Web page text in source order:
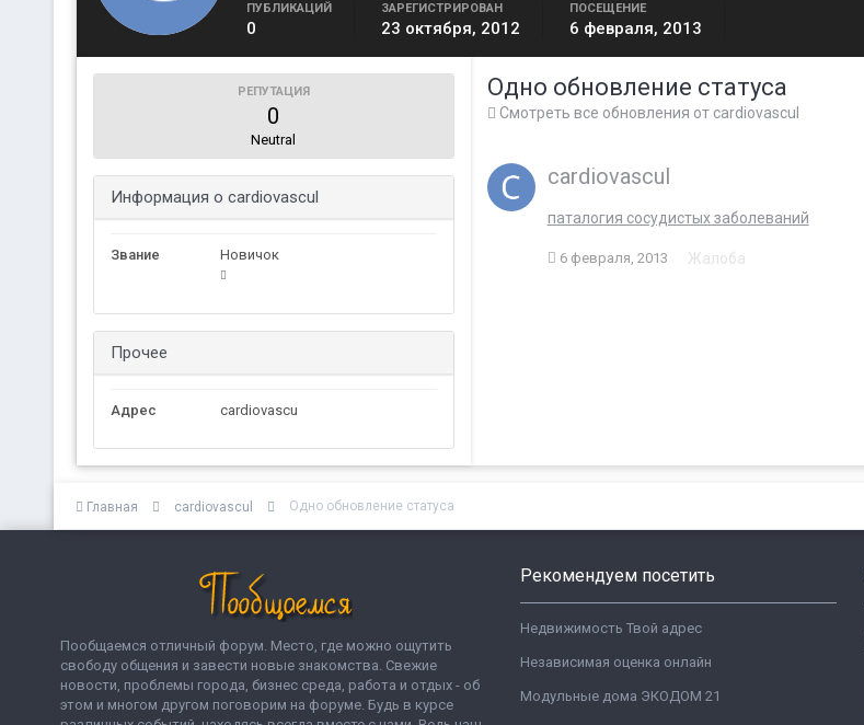
ПУБЛИКАЦИЙ
0
ЗАРЕГИСТРИРОВАН
23 октября, 2012
ПОСЕЩЕНИЕ
6 февраля, 2013
РЕПУТАЦИЯ
0
Neutral
Информация о cardiovascul
Звание Новичок
Прочее
Адрес cardiovascu
Одно обновление статуса
Смотреть все обновления от cardiovascul
cardiovascul
паталогия сосудистых заболеваний
6 февраля, 2013 Жалоба
Главная cardiovascul Одно обновление статуса
Пообщаемся отличный форум. Место, где можно ощутить
свободу общения и завести новые знакомства. Свежие
новости, проблемы города, бизнес среда, работа и отдых - об
этом и многом другом поговорим на форуме. Будь в курсе
Рекомендуем посетить
Недвижимость Твой адрес
Независимая оценка онлайн
Модульные дома ЭКОДОМ 21